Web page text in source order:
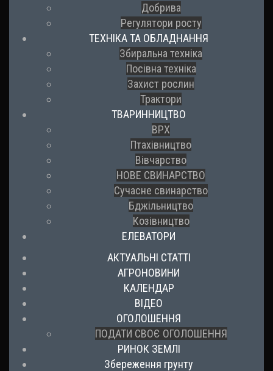
Добрива
Регулятори росту
ТЕХНІКА ТА ОБЛАДНАННЯ
Збиральна техніка
Посівна техніка
Захист рослин
Трактори
ТВАРИННИЦТВО
ВРХ
Птахівництво
Вівчарство
НОВЕ СВИНАРСТВО
Сучасне свинарство
Бджільництво
Козівництво
ЕЛЕВАТОРИ
АКТУАЛЬНІ СТАТТІ
АГРОНОВИНИ
КАЛЕНДАР
ВІДЕО
ОГОЛОШЕННЯ
ПОДАТИ СВОЄ ОГОЛОШЕННЯ
РИНОК ЗЕМЛІ
Збереження грунту